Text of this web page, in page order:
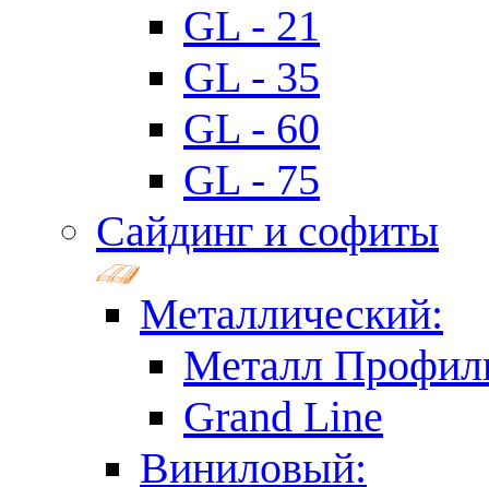
GL - 21
GL - 35
GL - 60
GL - 75
Сайдинг и софиты
Металлический:
Металл
Grand Line
Виниловый: